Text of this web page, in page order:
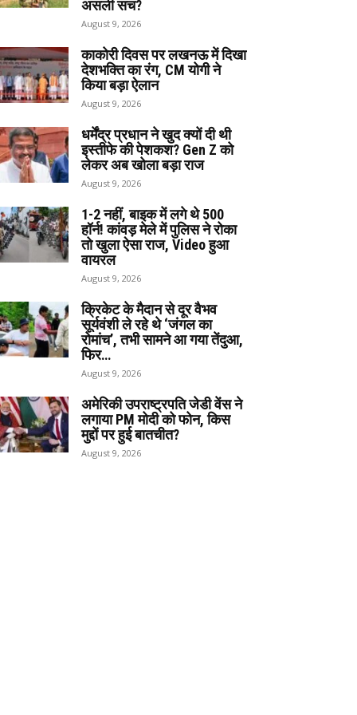
असली सच?
August 9, 2026
काकोरी दिवस पर लखनऊ में दिखा
देशभक्ति का रंग, CM योगी ने
किया बड़ा ऐलान
August 9, 2026
धर्मेंद्र प्रधान ने खुद क्यों दी थी
इस्तीफे की पेशकश? Gen Z को
लेकर अब खोला बड़ा राज
August 9, 2026
1-2 नहीं, बाइक में लगे थे 500
हॉर्न! कांवड़ मेले में पुलिस ने रोका
तो खुला ऐसा राज, Video हुआ
वायरल
August 9, 2026
क्रिकेट के मैदान से दूर वैभव
सूर्यवंशी ले रहे थे ‘जंगल का
रोमांच’, तभी सामने आ गया तेंदुआ,
फिर…
August 9, 2026
अमेरिकी उपराष्ट्रपति जेडी वेंस ने
लगाया PM मोदी को फोन, किस
मुद्दों पर हुई बातचीत?
August 9, 2026